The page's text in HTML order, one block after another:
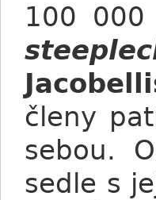
100
členy
sebou.
sedle s